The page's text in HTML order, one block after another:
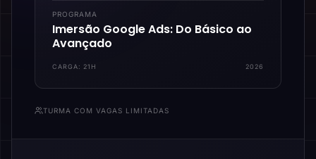
PROGRAMA
Imersão Google Ads: Do Básico ao
Avançado
CARGA: 21H 2026
TURMA COM VAGAS LIMITADAS